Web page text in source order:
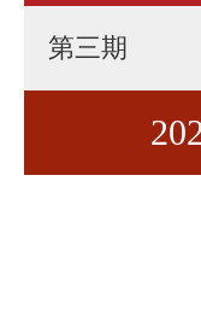
第六期
第五期
第四期
第三期